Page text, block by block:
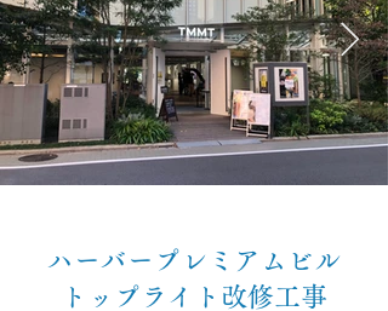
ハーバープレミアムビル
トップライト改修工事